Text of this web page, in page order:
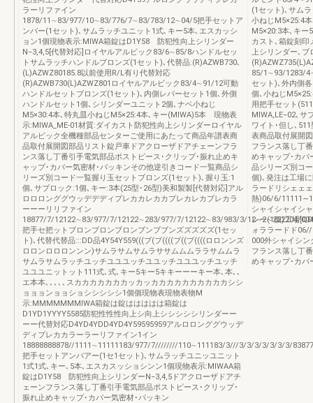
ラーリファイン
1878/11∼83/977/10∼83/776/7∼83/783/12∼04/5把手セットア
ンバー(1セット)､サムラッチユニット1式､キー5本､エスカッシ
ョン1個現物表示:MIWA箱錠はD1Y58 防犯性向上シリンダー
N−3,4,5[代替対応]ロイヤルアルビック83/6∼85/8ハンドルセッ
トサムラッチハンドルブロンズ(1セット)､代替品:(R)AZWB730､
(L)AZWZ80185.8以前使用R/L有り代替対応
(R)AZWB730(L)AZWZ801ロイヤルアルビック83/4∼91/12可動
ハンドルセットブロンズ(1セット)､内側レバーセット1個､外側
ハンドルセット1個､シリンダーユニット2個､ナベ小ねじ
M5×30:4本､特丸皿小ねじM5×25:4本､キー(MIWA)5本 現物表
示:MIWA_ME-01材質:ダイカスト防犯性向上シリンダーロイヤル
アルビック全機種部品センターご使用にあたって商品年譜表商
品取付展開図部品リスト錠戸車ドアクローザドアチェーンフラ
ンス落し丁番引手電気部品ポストピース･クリップ･振れ止めキ
ャップ･カバー気密材･パッキンその他逆引きコード一覧商品シ
リーズ別コード一覧握り玉セットブロンズ(1セット)､握り玉:1
個､サブロック:1個､キー:3本(25型･26型)美和製製[代替対応]アル
ロロロンググウッデデディプレカカレカカプレカレカプレカラ
ーーーリリファイン
18877/7/12122∼83/977/7/12122∼283/977/7/12122∼83/983/3/12∼2∼222204/
把手セ把ットブロンブロンブロンブンブブンズズズズズ(1セッ
ト)､代替代替品:::DD品4Y54Y559(((ブ(ブ((((ブ((ブ((((ロロンンズ
ロロンロロロンンン)サムラサムサムラササムムムララサムムラ
サムラサムラッチユッチユユユッチユユッチユユユッチユッチ
ユユユニットット111式､式､キー5キー5キキーーーキー本､本､､
エ本本､､､､､スカカカカカカカッカッカカカカカカカカカカシシ
ョョョンョョショシシシシシ1個個現物表現物表物M
示:MMMMMMMIWA箱錠は錠ははははは箱錠は
D1YD1YYYY5585防犯性性性向上シ向上シシシシシリンダーー
ーー代替対応D4YD4YDD4YD4Y59595959アルロロンググウッデ
ディプレカカラーラーリファイン1イン
18888888878//1111∼11111183/977/7////////110∼111183/3///3/3/3/3/3/3/3/
把手セットアンバアー(1セ1セット)､サムラッチユニッユニット
1式1式､キー､5本､エスカスッショシンン1個現物表示:MIWAA箱
錠はD1Y58 防犯性向上シリンダーN−3,4,5ドアクローザドアチ
ェーンフランス落し丁番引手電気部品ポストピース･クリップ･
振れ止めキャップ･カバー気密材･パッキン
(1セット)､サム
小ねじM5×25:4
M5×20:3本､キー
カスト､箱錠刻印
上シリンダー､ブ
85/1∼93/1283/
セット)､外内側
個､小ねじ
用把手セット
MIWA,LE−02､サ
ワイト･但し､
表商品取付展開
フランス落し丁
めキャップ･カバ
品シリーズ別コ
個)､発注は工場
ラードリシェェ
熱)06/6/
シャイシャイシ
レー(1個)工場
ォララードド
000外シャイシ
フランス落し丁
めキャップ･カバ